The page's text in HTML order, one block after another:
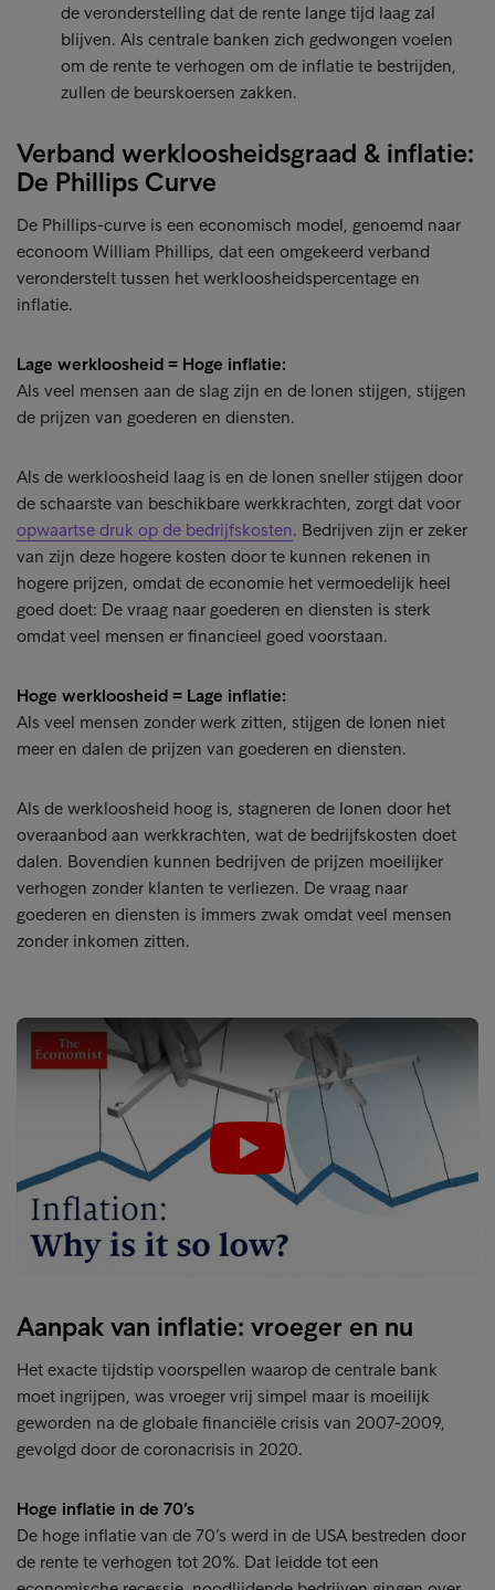
de veronderstelling dat de rente lange tijd laag zal
blijven. Als centrale banken zich gedwongen voelen
om de rente te verhogen om de inflatie te bestrijden,
zullen de beurskoersen zakken.
Verband werkloosheidsgraad & inflatie:
De Phillips Curve
De Phillips-curve is een economisch model, genoemd naar
econoom William Phillips, dat een omgekeerd verband
veronderstelt tussen het werkloosheidspercentage en
inflatie.
Lage werkloosheid = Hoge inflatie:
Als veel mensen aan de slag zijn en de lonen stijgen, stijgen
de prijzen van goederen en diensten.
Als de werkloosheid laag is en de lonen sneller stijgen door
de schaarste van beschikbare werkkrachten, zorgt dat voor
opwaartse druk op de bedrijfskosten. Bedrijven zijn er zeker
van zijn deze hogere kosten door te kunnen rekenen in
hogere prijzen, omdat de economie het vermoedelijk heel
goed doet: De vraag naar goederen en diensten is sterk
omdat veel mensen er financieel goed voorstaan.
Hoge werkloosheid = Lage inflatie:
Als veel mensen zonder werk zitten, stijgen de lonen niet
meer en dalen de prijzen van goederen en diensten.
Als de werkloosheid hoog is, stagneren de lonen door het
overaanbod aan werkkrachten, wat de bedrijfskosten doet
dalen. Bovendien kunnen bedrijven de prijzen moeilijker
verhogen zonder klanten te verliezen. De vraag naar
goederen en diensten is immers zwak omdat veel mensen
zonder inkomen zitten.
Aanpak van inflatie: vroeger en nu
Het exacte tijdstip voorspellen waarop de centrale bank
moet ingrijpen, was vroeger vrij simpel maar is moeilijk
geworden na de globale financiële crisis van 2007-2009,
gevolgd door de coronacrisis in 2020.
Hoge inflatie in de 70’s
De hoge inflatie van de 70’s werd in de USA bestreden door
de rente te verhogen tot 20%. Dat leidde tot een